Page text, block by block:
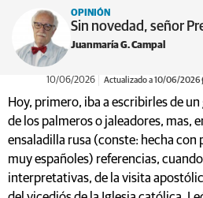
OPINIÓN
Sin novedad, señor
Juanmaría G. Campal
10/06/2026 Actualizado a 10/06/2026
Hoy, primero, iba a escribirles de
de los palmeros o jaleadores, mas,
ensaladilla rusa (conste: hecha con
muy españoles) referencias,
interpretativas, de la visita